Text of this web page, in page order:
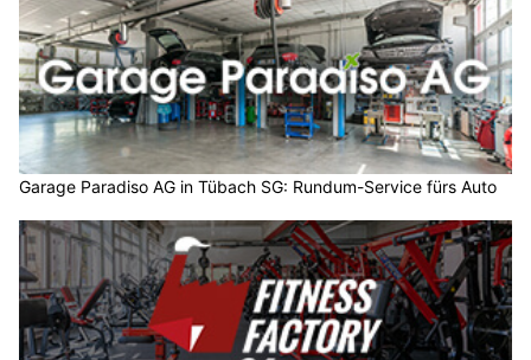
Garage Paradiso AG in Tübach SG: Rundum-Service fürs Auto